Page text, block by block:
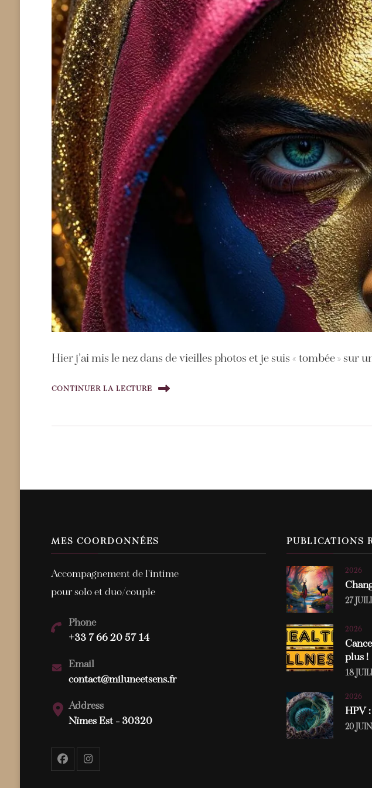
Hier j’ai mis le nez dans de vieilles photos et je suis « tombée »
CONTINUER LA LECTURE
MES COORDONNÉES
Accompagnement de l'intime
pour solo et duo/couple
Phone
+33 7 66 20 57 14
Email
contact@miluneetsens.fr
Address
Nïmes Est - 30320
PUBLICATIONS
2026
27
2026
plus !
18
2026
HPV
20